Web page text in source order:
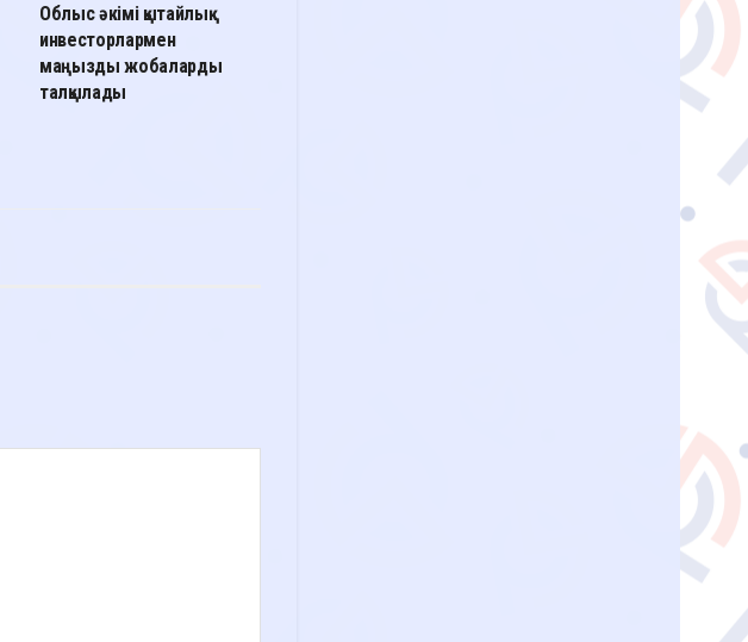
Облыс әкімі қытайлық
инвесторлармен
маңызды жобаларды
талқылады